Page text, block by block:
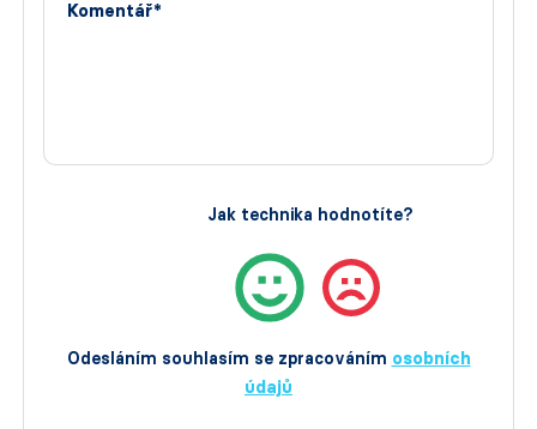
Komentář*
Odesláním souhlasím se zpracováním osobních
údajů
Jak technika hodnotíte?